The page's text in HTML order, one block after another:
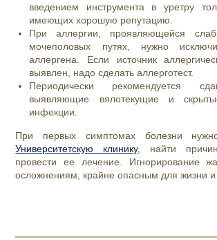
введением инструмента в уретру
имеющих хорошую репутацию.
При аллергии, проявляющейся
мочеполовых путях, нужно
аллергена. Если источник
выявлен, надо сделать аллерготест.
Периодически рекомендуется
выявляющие вялотекущие и
инфекции.
При первых симптомах болезни
Университетскую клинику, найти
провести ее лечение. Игнорирование
осложнениям, крайне опасным для жизни и